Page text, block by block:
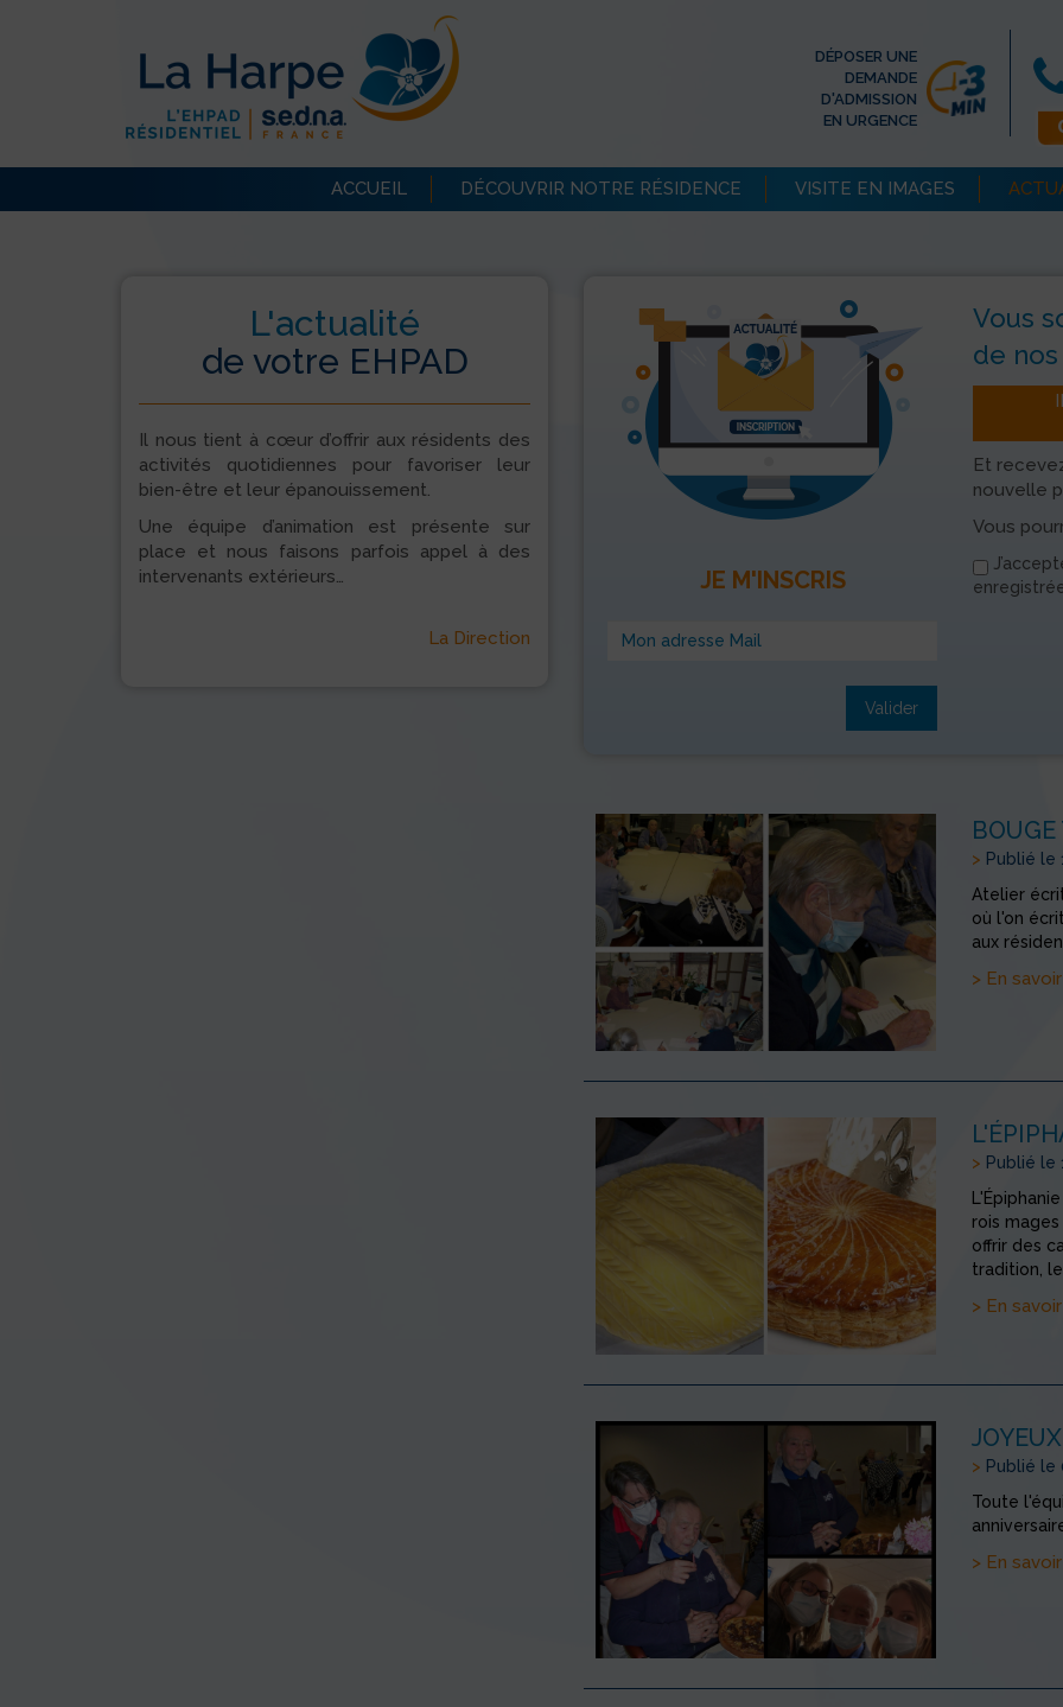
DÉPOSER UNE
DEMANDE
D'ADMISSION
EN URGENCE
ACCUEIL DÉCOUVRIR NOTRE RÉSIDENCE VISITE EN IMAGES
L'actualité
de votre EHPAD
Il nous tient à cœur d’offrir aux résidents des
activités quotidiennes pour favoriser leur
bien-être et leur épanouissement.
Une équipe d’animation est présente sur
place et nous faisons parfois appel à des
intervenants extérieurs…
La Direction
Vous
de
Et
nouvelle
Vous
JE M'INSCRIS
Valider
> Publié le
Atelier
où l'on
aux
> En
> Publié le
rois
offrir des
tradition,
> En
> Publié le
Toute
> En